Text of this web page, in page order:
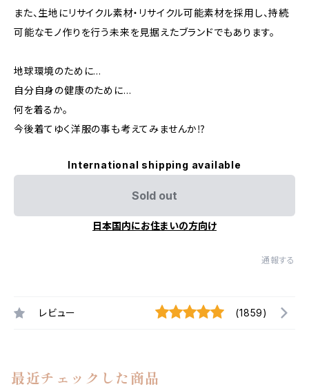
また、生地にリサイクル素材・リサイクル可能素材を採用し、持続
可能なモノ作りを行う未来を見据えたブランドでもあります。
地球環境のために…
自分自身の健康のために…
何を着るか。
今後着てゆく洋服の事も考えてみませんか⁉︎
International shipping available
Sold out
日本国内にお住まいの方向け
通報する
レビュー (1859)
最近チェックした商品